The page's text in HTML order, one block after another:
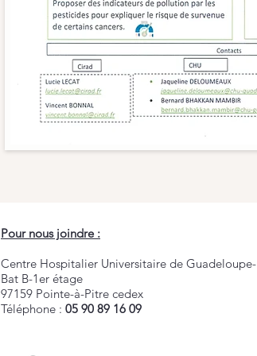
Pour nous joindre :
Centre Hospitalier Universitaire de Guadeloupe-
Bat B-1er étage
97159 Pointe-à-Pitre cedex
Téléphone : 05 90 89 16 09